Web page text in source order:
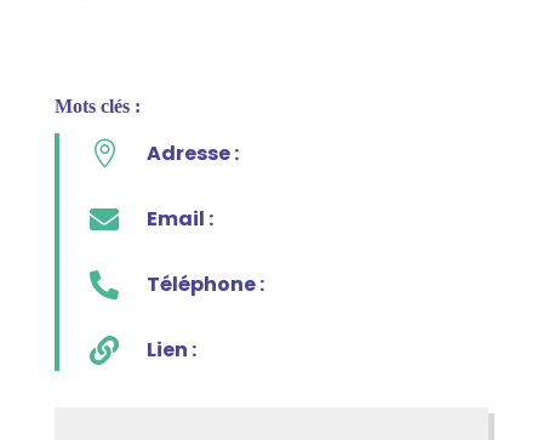
Mots clés :
 Adresse :
 Email :
 Téléphone :
 Lien :